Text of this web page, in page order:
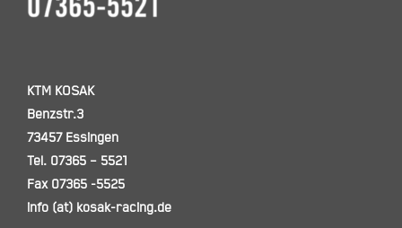
KTM KOSAK
Benzstr.3
73457 Essingen
Tel. 07365 – 5521
Fax 07365 -5525
info (at) kosak-racing.de